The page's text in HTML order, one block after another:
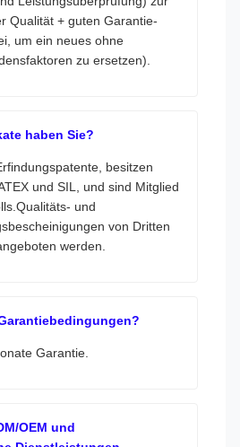
Qualität + guten Garantie-
um ein neues ohne
zu ersetzen).
haben Sie?
besitzen
und SIL, und sind Mitglied
und
von Dritten
werden.
Garantie.
OEM und